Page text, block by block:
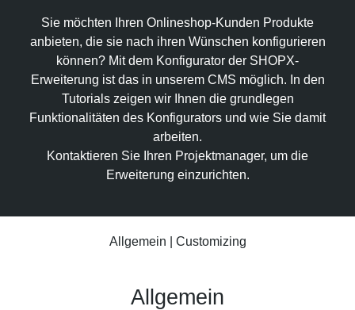
Generative Engine Optimization (GEO)
Model Context Protocol (MCP)
Entwicklung & Systemanbindung
Skalierbare Datenbankarchitektur
Content-Management & Redaktion
KI für Übersetzungen
Suchmaschinen-Marketing
Hosting & Betrieb
Rasch zum Onlineshop
Intelligente Suche
REDX Bewerbermanagement
App-Entwicklung
Region Rohrbach
Alle Referenzen
Bewerbung
Dein Start bei uns
Studieren & Arbeiten bei XORTEX
Karriere-FAQs
Interessantes
Green Hosting
XORTEX Wunschkalender
Awards
Kontakt aufnehmen
Sie möchten Ihren Onlineshop-Kunden Produkte
anbieten, die sie nach ihren Wünschen konfigurieren
können? Mit dem Konfigurator der SHOPX-
Erweiterung ist das in unserem CMS möglich. In den
Tutorials zeigen wir Ihnen die grund­legen
Funktionalitäten des Konfigurators und wie Sie damit
arbeiten.
Kontaktieren Sie Ihren Projekt­manager, um die
Erweiterung einzu­richten.
Allgemein Customizing
Allgemein